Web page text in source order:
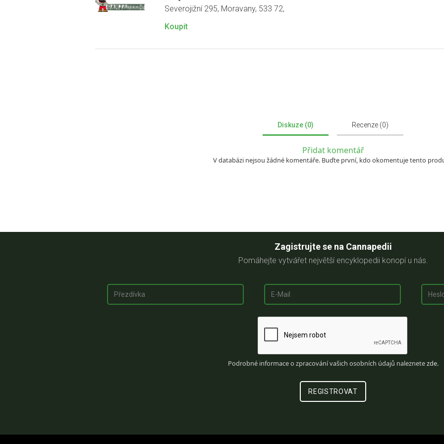
Severojižní 295, Moravany, 533 72,
Koupit
Diskuze (0) Recenze (0)
Přidat komentář
V databázi nejsou žádné komentáře. Buďte první, kdo okomentuje tento
Zagistrujte se na Cannapedii
Pomáhejte vytvářet největší encyklopedii konopí u nás.
Podrobné informace o zpracování vašich osobních údajů naleznetezde.